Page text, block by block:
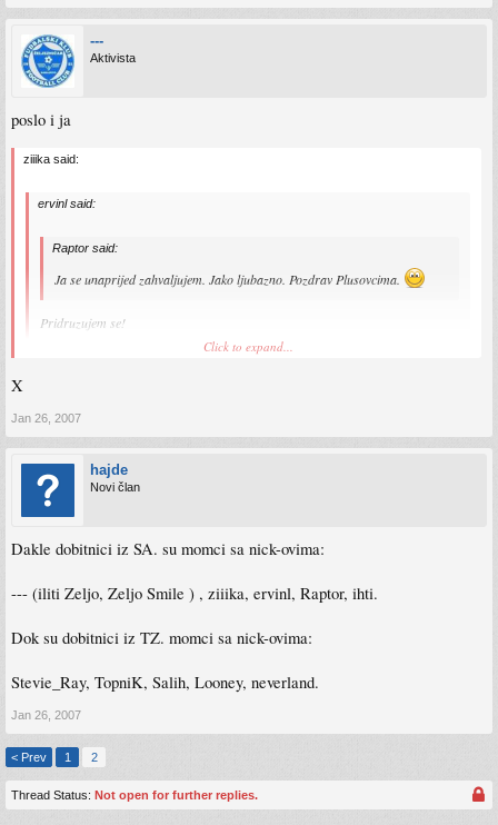
---
Aktivista
poslo i ja
ziiika said:
ervinl said:
Raptor said:
Ja se unaprijed zahvaljujem. Jako ljubazno. Pozdrav Plusovcima.
Pridruzujem se!
Click to expand...
X
Jan 26, 2007
hajde
Novi član
Dakle dobitnici iz SA. su momci sa nick-ovima:
--- (iliti Zeljo, Zeljo Smile ) , ziiika, ervinl, Raptor, ihti.
Dok su dobitnici iz TZ. momci sa nick-ovima:
Stevie_Ray, TopniK, Salih, Looney, neverland.
Jan 26, 2007
< Prev 1 2
Thread Status: Not open for further replies.